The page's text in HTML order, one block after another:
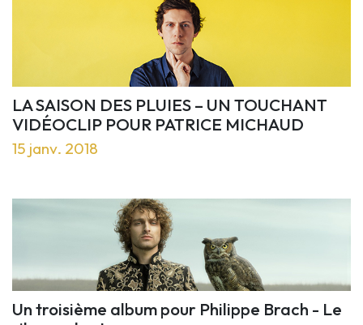
LA SAISON DES PLUIES – UN TOUCHANT
VIDÉOCLIP POUR PATRICE MICHAUD
15 janv. 2018
Un troisième album pour Philippe Brach - Le